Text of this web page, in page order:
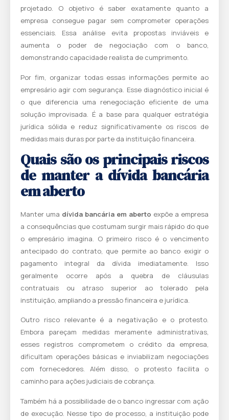
projetado. O objetivo é saber exatamente quanto a
empresa consegue pagar sem comprometer operações
essenciais. Essa análise evita propostas inviáveis e
aumenta o poder de negociação com o banco,
demonstrando capacidade realista de cumprimento.
Por fim, organizar todas essas informações permite ao
empresário agir com segurança. Esse diagnóstico inicial é
o que diferencia uma renegociação eficiente de uma
solução improvisada. É a base para qualquer estratégia
jurídica sólida e reduz significativamente os riscos de
medidas mais duras por parte da instituição financeira.
Quais são os principais riscos
de manter a dívida bancária
em aberto
Manter uma dívida bancária em aberto expõe a empresa
a consequências que costumam surgir mais rápido do que
o empresário imagina. O primeiro risco é o vencimento
antecipado do contrato, que permite ao banco exigir o
pagamento integral da dívida imediatamente. Isso
geralmente ocorre após a quebra de cláusulas
contratuais ou atraso superior ao tolerado pela
instituição, ampliando a pressão financeira e jurídica.
Outro risco relevante é a negativação e o protesto.
Embora pareçam medidas meramente administrativas,
esses registros comprometem o crédito da empresa,
dificultam operações básicas e inviabilizam negociações
com fornecedores. Além disso, o protesto facilita o
caminho para ações judiciais de cobrança.
Também há a possibilidade de o banco ingressar com ação
de execução. Nesse tipo de processo, a instituição pode